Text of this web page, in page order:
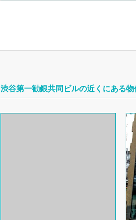
渋谷第一勧銀共同ビルの近くにある物